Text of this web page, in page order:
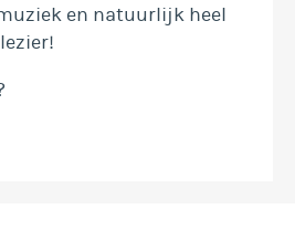
en natuurlijk heel